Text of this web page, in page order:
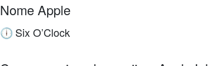
Nome Apple
🕕 Six O’Clock